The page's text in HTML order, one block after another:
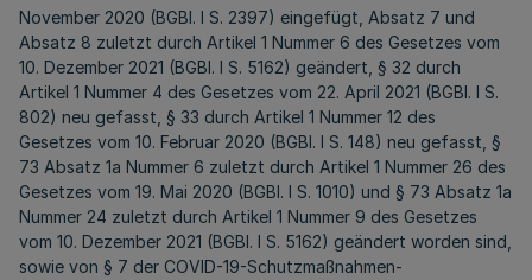
November 2020 (BGBl. I S. 2397) eingefügt, Absatz 7 und
Absatz 8 zuletzt durch Artikel 1 Nummer 6 des Gesetzes vom
10. Dezember 2021 (BGBl. I S. 5162) geändert, § 32 durch
Artikel 1 Nummer 4 des Gesetzes vom 22. April 2021 (BGBl. I S.
802) neu gefasst, § 33 durch Artikel 1 Nummer 12 des
Gesetzes vom 10. Februar 2020 (BGBl. I S. 148) neu gefasst, §
73 Absatz 1a Nummer 6 zuletzt durch Artikel 1 Nummer 26 des
Gesetzes vom 19. Mai 2020 (BGBl. I S. 1010) und § 73 Absatz 1a
Nummer 24 zuletzt durch Artikel 1 Nummer 9 des Gesetzes
vom 10. Dezember 2021 (BGBl. I S. 5162) geändert worden sind,
sowie von § 7 der COVID-19-Schutzmaßnahmen-